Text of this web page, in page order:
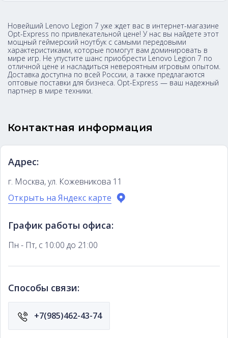
Новейший Lenovo Legion 7 уже ждет вас в интернет-магазине
Opt-Express по привлекательной цене! У нас вы найдете этот
мощный геймерский ноутбук с самыми передовыми
характеристиками, которые помогут вам доминировать в
мире игр. Не упустите шанс приобрести Lenovo Legion 7 по
отличной цене и насладиться невероятным игровым опытом.
Доставка доступна по всей России, а также предлагаются
оптовые поставки для бизнеса. Opt-Express — ваш надежный
партнер в мире техники.
Контактная информация
Адрес:
г. Москва, ул. Кожевникова 11
Открыть на Яндекс карте
График работы офиса:
Пн - Пт, с 10:00 до 21:00
Способы связи:
+7(985)462-43-74